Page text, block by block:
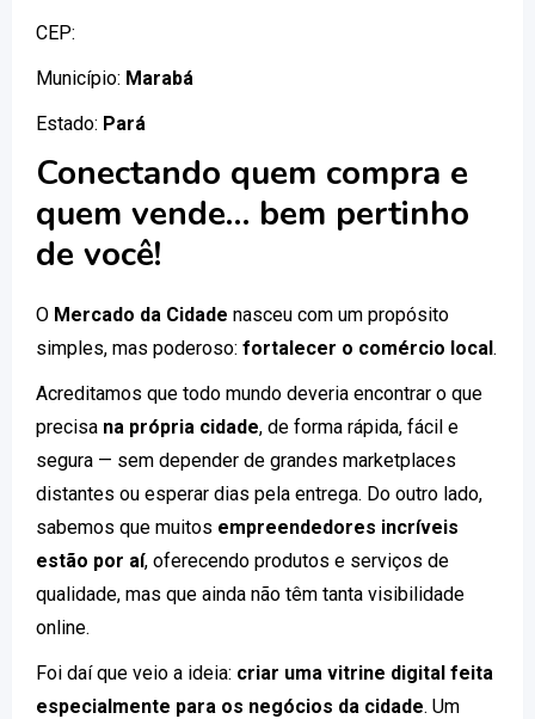
CEP:
Município: Marabá
Estado: Pará
Conectando quem compra e
quem vende… bem pertinho
de você!
O Mercado da Cidade nasceu com um propósito
simples, mas poderoso: fortalecer o comércio local.
Acreditamos que todo mundo deveria encontrar o que
precisa na própria cidade, de forma rápida, fácil e
segura — sem depender de grandes marketplaces
distantes ou esperar dias pela entrega. Do outro lado,
sabemos que muitos empreendedores incríveis
estão por aí, oferecendo produtos e serviços de
qualidade, mas que ainda não têm tanta visibilidade
online.
Foi daí que veio a ideia: criar uma vitrine digital feita
especialmente para os negócios da cidade. Um